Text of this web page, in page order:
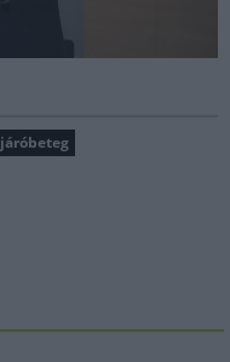
járóbeteg